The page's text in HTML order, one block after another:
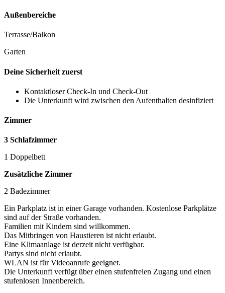
Außenbereiche
Terrasse/Balkon
Garten
Deine Sicherheit zuerst
Kontaktloser Check-In und Check-Out
Die Unterkunft wird zwischen den Aufenthalten desinfiziert
Zimmer
3 Schlafzimmer
1 Doppelbett
Zusätzliche Zimmer
2 Badezimmer
Ein Parkplatz ist in einer Garage vorhanden. Kostenlose Parkplätze
sind auf der Straße vorhanden.
Familien mit Kindern sind willkommen.
Das Mitbringen von Haustieren ist nicht erlaubt.
Eine Klimaanlage ist derzeit nicht verfügbar.
Partys sind nicht erlaubt.
WLAN ist für Videoanrufe geeignet.
Die Unterkunft verfügt über einen stufenfreien Zugang und einen
stufenlosen Innenbereich.